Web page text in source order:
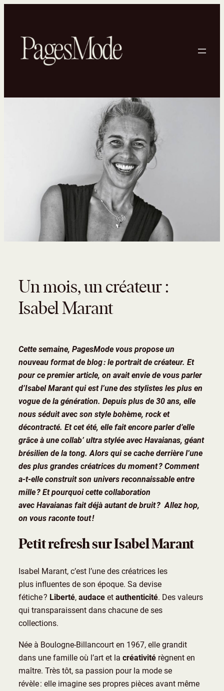
Un mois, un créateur :
Isabel Marant
Cette semaine, PagesMode vous propose un
nouveau format de blog : le portrait de créateur. Et
pour ce premier article, on avait envie de vous parler
d’Isabel Marant qui est l’une des stylistes les plus en
vogue de la génération. Depuis plus de 30 ans, elle
nous séduit avec son style bohème, rock et
décontracté. Et cet été, elle fait encore parler d’elle
grâce à une collab’ ultra stylée avec Havaianas, géant
brésilien de la tong. Alors qui se cache derrière l’une
des plus grandes créatrices du moment ? Comment
a-t-elle construit son univers reconnaissable entre
mille ? Et pourquoi cette collaboration
avec Havaianas fait déjà autant de bruit ? Allez hop,
on vous raconte tout !
Petit refresh sur Isabel Marant
Isabel Marant, c’est l’une des créatrices les
plus influentes de son époque. Sa devise
fétiche ? Liberté, audaceet authenticité. Des valeurs
qui transparaissent dans chacune de ses
collections.
Née à Boulogne-Billancourt en 1967, elle grandit
dans une famille où l’art et la créativitérègnent en
maître. Très tôt, sa passion pour la mode se
révèle : elle imagine ses propres pièces avant même